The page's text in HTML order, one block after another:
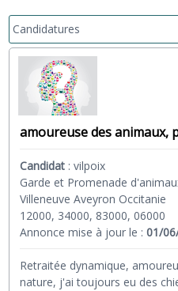
amoureuse des animaux,
Candidat :vilpoix
Garde et Promenade
Villeneuve Aveyron Occitanie
12000, 34000, 83000, 06000
Annonce mise à jour le :01/
Retraitée dynamique,
nature, j'ai toujours eu des